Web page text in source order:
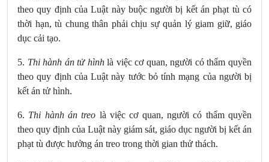
theo quy định của Luật này buộc người bị kết án phạt tù có
thời hạn, tù chung thân phải chịu sự quản lý giam giữ, giáo
dục cải tạo.
5. Thi hành án tử hìnhlà việc cơ quan, người có thẩm quyền
theo quy định của Luật này tước bỏ tính mạng của người bị
kết án tử hình.
6. Thi hành án treo là việc cơ quan, người có thẩm quyền
theo quy định của Luật này giám sát, giáo dục người bị kết án
phạt tù được hưởng án treo trong thời gian thử thách.